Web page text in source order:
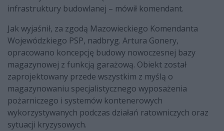
infrastruktury budowlanej – mówił komendant.
Jak wyjaśnił, za zgodą Mazowieckiego Komendanta
Wojewódzkiego PSP, nadbryg. Artura Gonery,
opracowano koncepcję budowy nowoczesnej bazy
magazynowej z funkcją garażową. Obiekt został
zaprojektowany przede wszystkim z myślą o
magazynowaniu specjalistycznego wyposażenia
pożarniczego i systemów kontenerowych
wykorzystywanych podczas działań ratowniczych oraz
sytuacji kryzysowych.